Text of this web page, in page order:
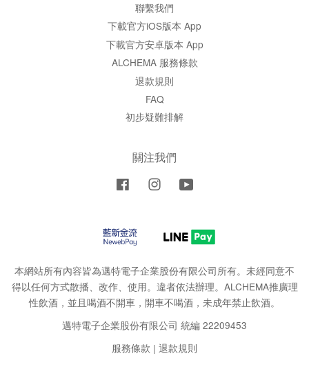
聯繫我們
下載官方iOS版本 App
下載官方安卓版本 App
ALCHEMA 服務條款
退款規則
FAQ
初步疑難排解
關注我們
Facebook Instagram
本網站所有內容皆為邁特電子企業股份有限公司所有。未經同意不
得以任何方式散播、改作、使用。違者依法辦理。ALCHEMA推廣理
性飲酒，並且喝酒不開車，開車不喝酒，未成年禁止飲酒。
邁特電子企業股份有限公司 統編 22209453
服務條款 | 退款規則